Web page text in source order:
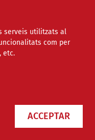
serveis utilitzats al
com per
etc.
ACCEPTAR
xarxes socials
Sector